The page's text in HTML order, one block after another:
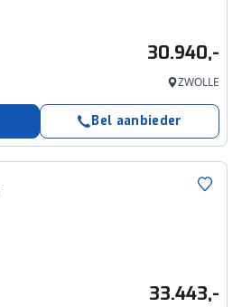
30.940,-
ZWOLLE
Bel aanbieder
33.443,-